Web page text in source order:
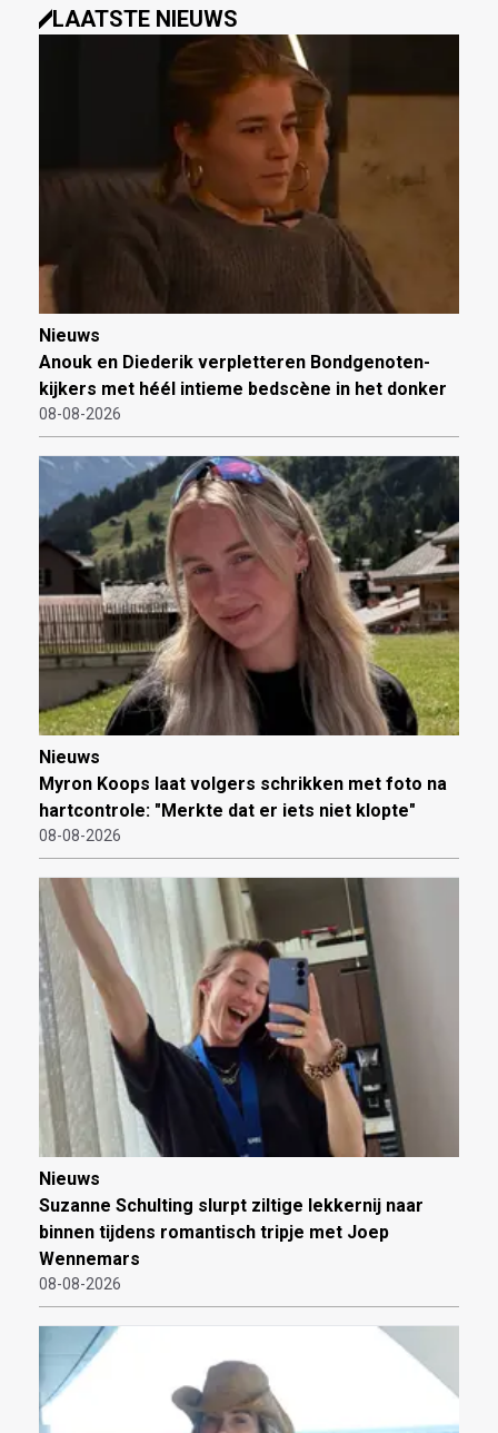
LAATSTE NIEUWS
Nieuws
Anouk en Diederik verpletteren Bondgenoten-
kijkers met héél intieme bedscène in het donker
08-08-2026
Nieuws
Myron Koops laat volgers schrikken met foto na
hartcontrole: "Merkte dat er iets niet klopte"
08-08-2026
Nieuws
Suzanne Schulting slurpt ziltige lekkernij naar
binnen tijdens romantisch tripje met Joep
Wennemars
08-08-2026